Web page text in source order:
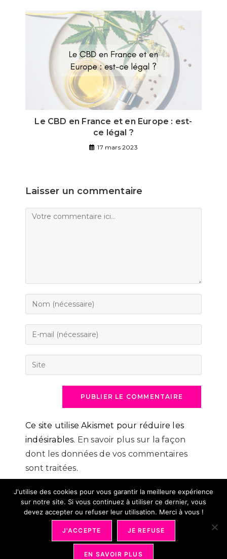
Le CBD en France et en Europe : est-
ce légal ?
17 mars 2023
Laisser un commentaire
Comment
Enter
your
name
to
comment
Enter
your
email
address
Saisir
l’URL
(facultatif)
Ce site utilise Akismet pour réduire les
indésirables. En savoir plus sur la façon
dont les données de vos commentaires
sont traitées.
Conditions Générales De Vente
Déontologie
Bons Plans Plan Du Site
Revue De Presse
J'utilise des cookies pour vous garantir la meilleure expérience
sur notre site. Si vous continuez à utiliser ce dernier, vous
devez accepter ou refuser leur utilisation. Merci à vous !
J'ACCEPTE JE REFUSE
EN SAVOIR PLUS